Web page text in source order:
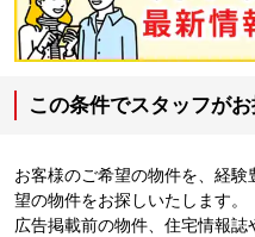
この条件でスタッフが
お客様のご希望の物件を、経
望の物件をお探しいたします。
広告掲載前の物件、住宅情報